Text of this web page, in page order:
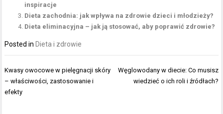
inspiracje
Dieta zachodnia: jak wpływa na zdrowie dzieci i młodzieży?
Dieta eliminacyjna – jak ją stosować, aby poprawić zdrowie?
Posted in Dieta i zdrowie
Nawigacja
wpisu
Kwasy owocowe w pielęgnacji skóry
– właściwości, zastosowanie i
efekty
Węglowodany w diecie: Co musisz
wiedzieć o ich roli i źródłach?